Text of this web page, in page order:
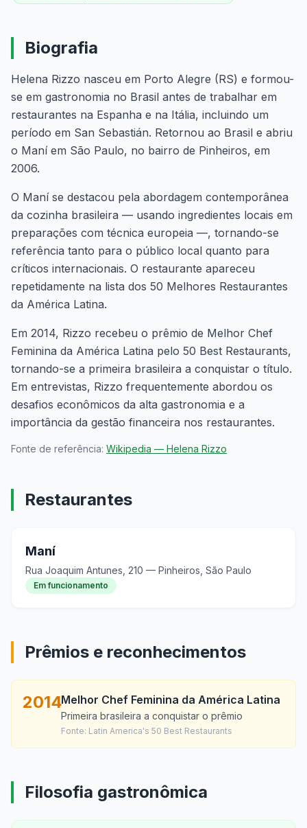
Biografia
Helena Rizzo nasceu em Porto Alegre (RS) e formou-
se em gastronomia no Brasil antes de trabalhar em
restaurantes na Espanha e na Itália, incluindo um
período em San Sebastián. Retornou ao Brasil e abriu
o Maní em São Paulo, no bairro de Pinheiros, em
2006.
O Maní se destacou pela abordagem contemporânea
da cozinha brasileira — usando ingredientes locais em
preparações com técnica europeia —, tornando-se
referência tanto para o público local quanto para
críticos internacionais. O restaurante apareceu
repetidamente na lista dos 50 Melhores Restaurantes
da América Latina.
Em 2014, Rizzo recebeu o prêmio de Melhor Chef
Feminina da América Latina pelo 50 Best Restaurants,
tornando-se a primeira brasileira a conquistar o título.
Em entrevistas, Rizzo frequentemente abordou os
desafios econômicos da alta gastronomia e a
importância da gestão financeira nos restaurantes.
Fonte de referência: Wikipedia — Helena Rizzo
Restaurantes
Maní
Rua Joaquim Antunes, 210 — Pinheiros, São Paulo
Em funcionamento
Prêmios e reconhecimentos
2014Melhor Chef Feminina da América Latina
Primeira brasileira a conquistar o prêmio
Fonte: Latin America's 50 Best Restaurants
Filosofia gastronômica